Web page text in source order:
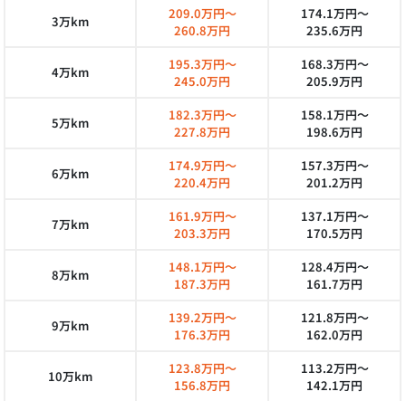
3万km
209.0万円～
260.8万円
174.1万円～
235.6万円
4万km
195.3万円～
245.0万円
168.3万円～
205.9万円
5万km
182.3万円～
227.8万円
158.1万円～
198.6万円
6万km
174.9万円～
220.4万円
157.3万円～
201.2万円
7万km
161.9万円～
203.3万円
137.1万円～
170.5万円
8万km
148.1万円～
187.3万円
128.4万円～
161.7万円
9万km
139.2万円～
176.3万円
121.8万円～
162.0万円
10万km
123.8万円～
156.8万円
113.2万円～
142.1万円